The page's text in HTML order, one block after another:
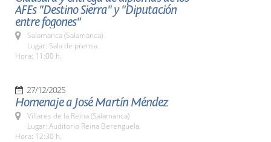
AFEs "Destino Sierra" y "Diputación
entre fogones"
Salamanca (Salamanca)
Lugar: Sala de prensa
Hora: 11:00 h.
27/12/2025
Homenaje a José Martín Méndez
Villares de la Reina (Salamanca)
Lugar: Auditorio Reina Berenguela.
Hora: 12:30 h.